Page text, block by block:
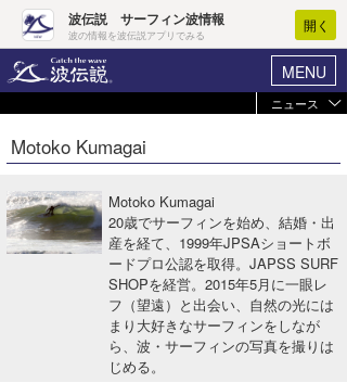
波伝説 サーフィン波情報
波の情報を波伝説アプリでみる
開く
MENU
ヘルプ マイホーム
ログイン
新規会員登録
波情報･概況
WAVE HUNTER波予想ツール
Motoko Kumagai
Motoko Kumagai
20歳でサーフィンを始め、結婚・出
産を経て、1999年JPSAショートボ
ードプロ公認を取得。JAPSS SURF
SHOPを経営。2015年5月に一眼レ
フ（望遠）と出会い、自然の光には
まり大好きなサーフィンをしなが
ら、波・サーフィンの写真を撮りは
じめる。
ニュース
Core Surf Japan
コンテスト
ファッション/グッズ
アート＆エンタメ